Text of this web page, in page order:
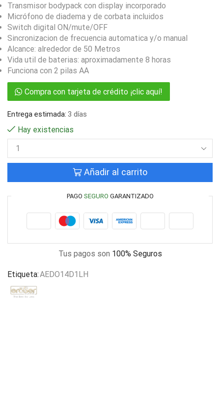
Transmisor bodypack con display incorporado
Micrófono de diadema y de corbata incluidos
Switch digital ON/mute/OFF
Sincronizacion de frecuencia automatica y/o manual
Alcance: alrededor de 50 Metros
Vida util de baterias: aproximadamente 8 horas
Funciona con 2 pilas AA
Compra con tarjeta de crédito ¡clic aquí!
Entrega estimada: 3 días
Hay existencias
Añadir al carrito
PAGO SEGURO GARANTIZADO
Tus pagos son 100% Seguros
Etiqueta:AEDO14D1LH